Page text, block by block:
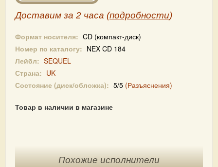
Доставим за 2 часа (подробности)
Формат носителя: CD (компакт-диск)
Номер по каталогу: NEX CD 184
Лейбл: SEQUEL
Страна: UK
Состояние (диск/обложка): 5/5 (Разъяснения)
Товар в наличии в магазине
Похожие исполнители